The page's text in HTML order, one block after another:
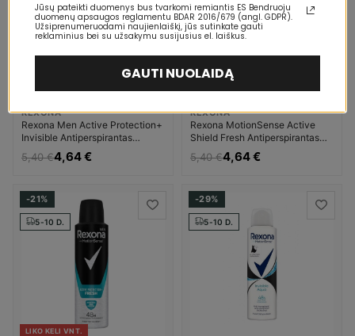
REXONA
Rexona Men Active Protection+
Invisible Antiperspirantas
Vyrams
5,40 €4,64 €
REXONA
Rexona MotionSense Active
Shield Fresh Antiperspirantas
Moterims
5,40 €4,64 €
-21%
5-10 D.
LIKO KELI VNT.
-29%
5-10 D.
Jūsų pateikti duomenys bus tvarkomi remiantis ES Bendruoju
duomenų apsaugos reglamentu BDAR 2016/679 (angl. GDPR).
Užsiprenumeruodami naujienlaiškį, jūs sutinkate gauti
reklaminius bei su užsakymu susijusius el. laiškus.
GAUTI NUOLAIDĄ